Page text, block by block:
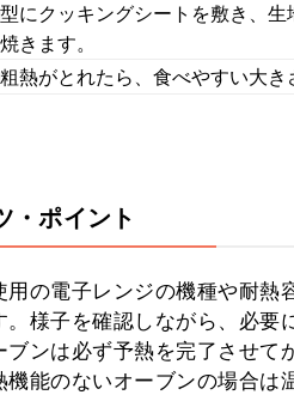
型にクッキングシートを敷き、
焼きます。
粗熱がとれたら、食べやすい大き
・ポイント
用の電子レンジの機種や耐熱
。様子を確認しながら、必要
ブンは必ず予熱を完了させて
機能のないオーブンの場合は